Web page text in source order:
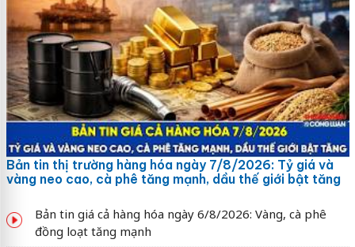
Bản tin thị trường hàng hóa ngày 7/8/2026: Tỷ giá và
vàng neo cao, cà phê tăng mạnh, dầu thế giới bật tăng
Bản tin giá cả hàng hóa ngày 6/8/2026: Vàng, cà phê
đồng loạt tăng mạnh